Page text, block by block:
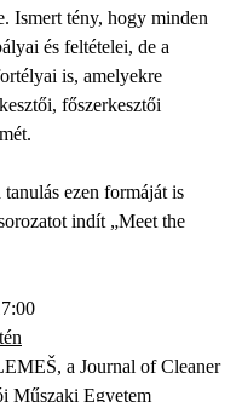
Ismert tény, hogy minden
és feltételei, de a
is, amelyekre
főszerkesztői
ezen formáját is
indít „Meet the
a Journal of Cleaner
Műszaki Egyetem